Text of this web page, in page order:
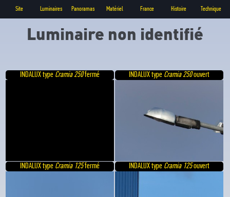
Site Luminaires Panoramas Matériel France Histoire Technique
Luminaire non identifié
INDALUX type Cramia 250fermé INDALUX type Cramia 250ouvert
INDALUX type Cramia 125fermé INDALUX type Cramia 125ouvert